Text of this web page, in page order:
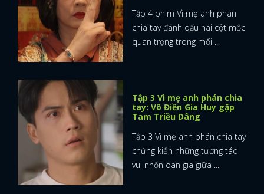
Tập 4 phim Vì mẹ anh phán
chia tay đánh dấu hai cột mốc
quan trọng trong mối ...
Tập 3 Vì mẹ anh phán chia
tay: Võ Điền Gia Huy gặp
Tam Triều Dâng
Tập 3 Vì mẹ anh phán chia tay
chứng kiến những tương tác
vui nhộn oan gia giữa ...